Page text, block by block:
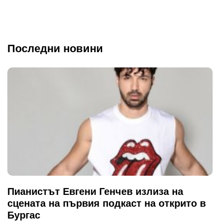
Последни новини
Пианистът Евгени Генчев излиза на
сцената на първия подкаст на открито в
Бургас